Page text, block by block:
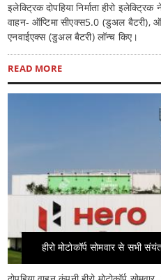
इलेक्ट्रिक दोपहिया निर्माता हीरो
वाहन- ऑप्टिमा सीएक्स5.0 (डुअल बैटरी),
एनवाईएक्स (डुअल बैटरी) लॉन्च किए।
READ MORE
हीरो मोटोकॉर्प सोमवार से सभी